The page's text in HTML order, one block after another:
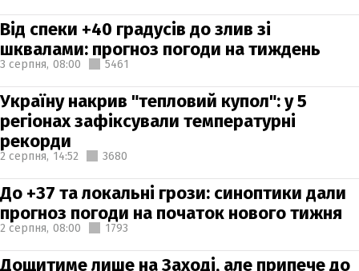
Від спеки +40 градусів до злив зі
шквалами: прогноз погоди на тиждень
3 серпня, 08:00 5461
Україну накрив "тепловий купол": у 5
регіонах зафіксували температурні
рекорди
2 серпня, 14:52 3680
До +37 та локальні грози: синоптики дали
прогноз погоди на початок нового тижня
2 серпня, 08:00 1793
Дощитиме лише на Заході, але припече до